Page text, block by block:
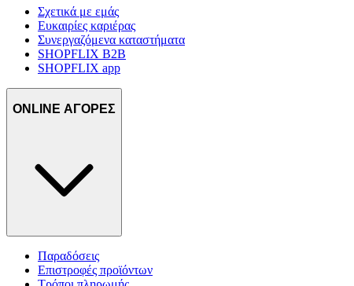
Σχετικά με εμάς
Ευκαιρίες καριέρας
Συνεργαζόμενα καταστήματα
SHOPFLIX B2B
SHOPFLIX app
ONLINE ΑΓΟΡΕΣ
Παραδόσεις
Επιστροφές προϊόντων